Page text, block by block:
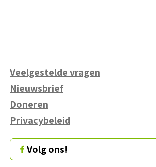
Veelgestelde vragen
Nieuwsbrief
Doneren
Privacybeleid
Volg ons!